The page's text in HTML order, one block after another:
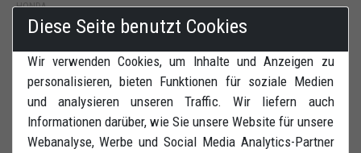
HONDA ...
Disponibile
Bastef | Cod.CPM18
COMPRA ORA DETTAGLI
Diese Seite benutzt Cookies
Wir verwenden Cookies, um Inhalte und Anzeigen zu
personalisieren, bieten Funktionen für soziale Medien
und analysieren unseren Traffic. Wir liefern auch
Informationen darüber, wie Sie unsere Website für unsere
Webanalyse, Werbe und Social Media Analytics-Partner